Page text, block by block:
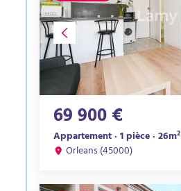
69 900 €
Appartement · 1 pièce · 26m²
Orleans (45000)